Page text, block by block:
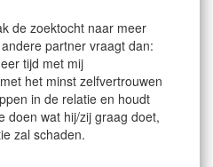
de zoektocht naar meer
partner vraagt dan:
tijd met mij
het minst zelfvertrouwen
in de relatie en houdt
doen wat hij/zij graag doet,
zal schaden.